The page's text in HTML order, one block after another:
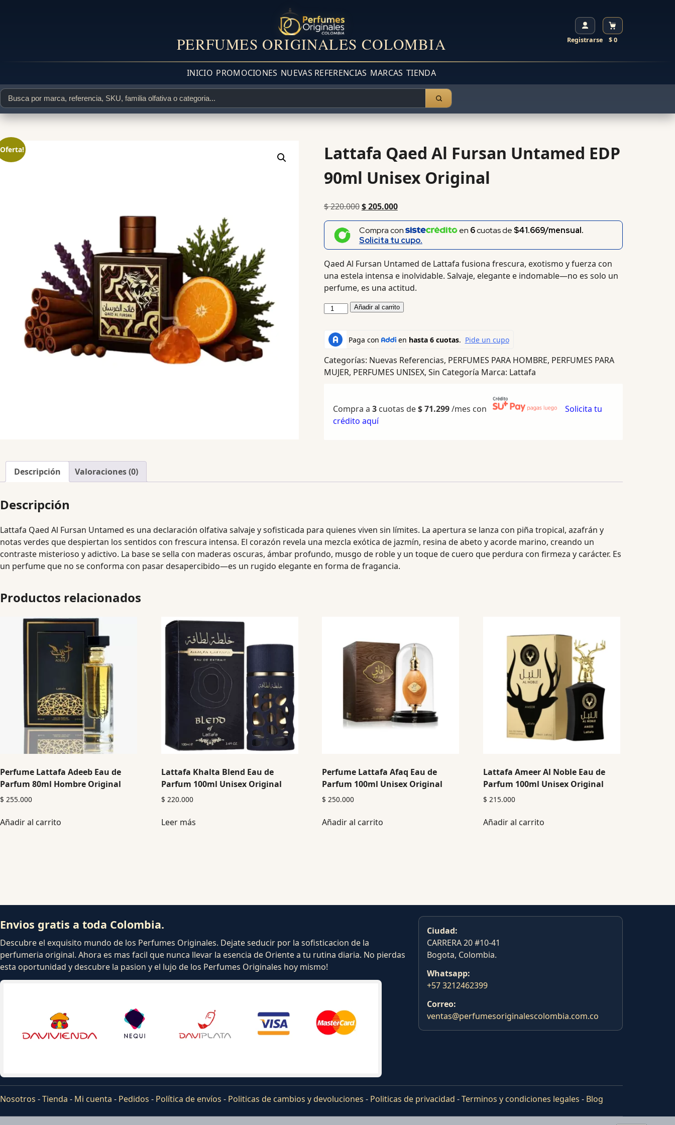
PERFUMES ORIGINALES COLOMBIA Registrarse $ 0
INICIO PROMOCIONES NUEVAS REFERENCIAS MARCAS TIENDA
Lattafa Qaed Al Fursan Untamed EDP
90ml Unisex Original
$220.000$205.000
Compra con en 6cuotas de $41.669/mensual.
Solicita tu cupo.
Qaed Al Fursan Untamed de Lattafa fusiona frescura, exotismo y fuerza con
una estela intensa e inolvidable. Salvaje, elegante e indomable—no es solo un
perfume, es una actitud.
Añadir al carrito
Categorías: Nuevas Referencias, PERFUMES PARA HOMBRE, PERFUMES PARA
MUJER, PERFUMES UNISEX, Sin Categoría Marca: Lattafa
Compra a 3cuotas de$71.299/mes con
Solicita tu
crédito aquí
Descripción Valoraciones (0)
Descripción
Lattafa Qaed Al Fursan Untamed es una declaración olfativa salvaje y sofisticada para quienes viven sin límites. La apertura se lanza con piña tropical, azafrán y
notas verdes que despiertan los sentidos con frescura intensa. El corazón revela una mezcla exótica de jazmín, resina de abeto y acorde marino, creando un
contraste misterioso y adictivo. La base se sella con maderas oscuras, ámbar profundo, musgo de roble y un toque de cuero que perdura con firmeza y carácter. Es
un perfume que no se conforma con pasar desapercibido—es un rugido elegante en forma de fragancia.
Productos relacionados
Perfume Lattafa Adeeb Eau de
Parfum 80ml Hombre Original
$ 255.000
Añadir al carrito
Lattafa Khalta Blend Eau de
Parfum 100ml Unisex Original
$ 220.000
Leer más
Perfume Lattafa Afaq Eau de
Parfum 100ml Unisex Original
$ 250.000
Añadir al carrito
Lattafa Ameer Al Noble Eau de
Parfum 100ml Unisex Original
$ 215.000
Añadir al carrito
Envios gratis a toda Colombia.
Descubre el exquisito mundo de los Perfumes Originales. Dejate seducir por la sofisticacion de la
perfumeria original. Ahora es mas facil que nunca llevar la esencia de Oriente a tu rutina diaria. No pierdas
esta oportunidad y descubre la pasion y el lujo de los Perfumes Originales hoy mismo!
Ciudad:
CARRERA 20 #10-41
Bogota, Colombia.
Whatsapp:
+57 3212462399
Correo:
ventas@perfumesoriginalescolombia.com.co
Nosotros -Tienda - Mi cuenta - Pedidos - Política de envíos - Politicas de cambios y devoluciones - Politicas de privacidad -Terminos y condiciones legales - Blog